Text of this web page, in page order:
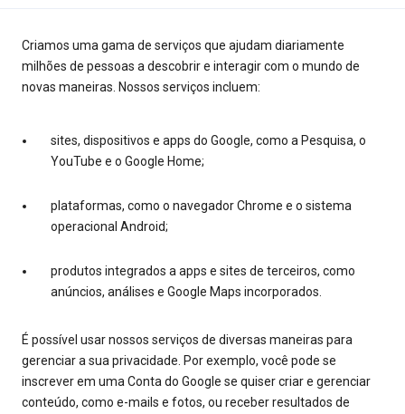
Criamos uma gama de serviços que ajudam diariamente
milhões de pessoas a descobrir e interagir com o mundo de
novas maneiras. Nossos serviços incluem:
sites, dispositivos e apps do Google, como a Pesquisa, o
YouTube e o Google Home;
plataformas, como o navegador Chrome e o sistema
operacional Android;
produtos integrados a apps e sites de terceiros, como
anúncios, análises e Google Maps incorporados.
É possível usar nossos serviços de diversas maneiras para
gerenciar a sua privacidade. Por exemplo, você pode se
inscrever em uma Conta do Google se quiser criar e gerenciar
conteúdo, como e-mails e fotos, ou receber resultados de